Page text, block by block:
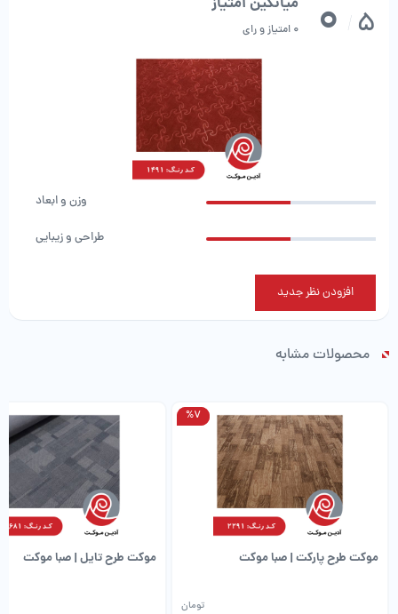
صبا موکت طرح شقایق
صبا موکت طرح شقایق
5
0 0 امتیاز و رای
وزن و ابعاد
طراحی و زیبایی
افزودن نظر جدید
محصولات مشابه
موکت طرح پارکت | صبا موکت
تومان
%7
%7
موکت طرح تایل | صبا موکت